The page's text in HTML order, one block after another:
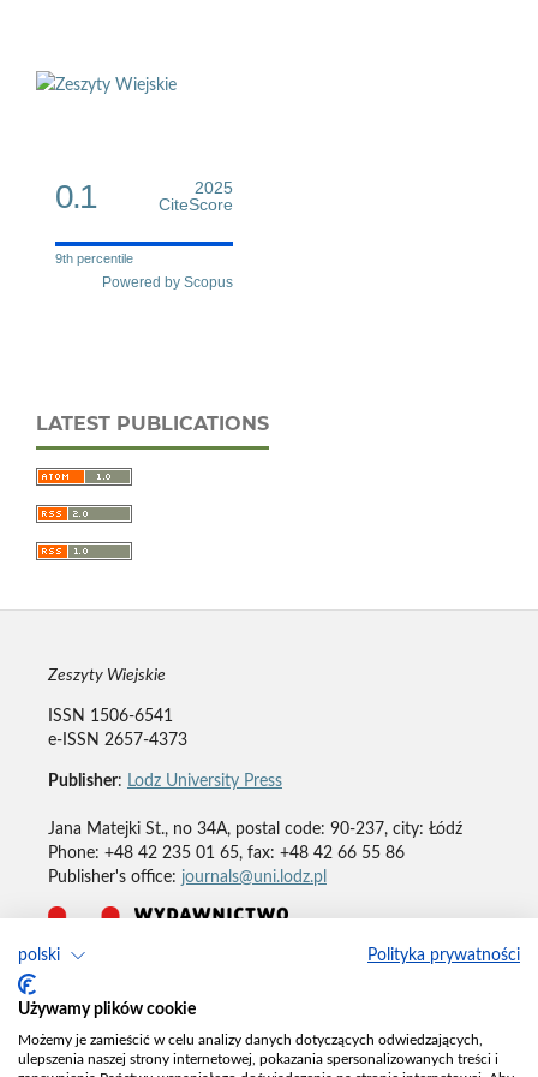
polski Polityka prywatności
Używamy plików cookie
Możemy je zamieścić w celu analizy danych dotyczących odwiedzających,
ulepszenia naszej strony internetowej, pokazania spersonalizowanych treści i
0.1
2025
CiteScore
9th percentile
Powered by Scopus
LATEST PUBLICATIONS
Zeszyty Wiejskie
ISSN 1506-6541
e-ISSN 2657-4373
Publisher: Lodz University Press
Jana Matejki St., no 34A, postal code: 90-237, city: Łódź
Phone: +48 42 235 01 65, fax: +48 42 66 55 86
Publisher's office: journals@uni.lodz.pl
Deklaracja dostępności